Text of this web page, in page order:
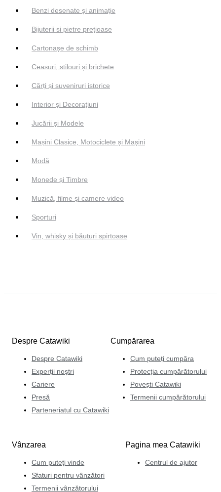
Benzi desenate și animație
Bijuterii si pietre prețioase
Cartonașe de schimb
Ceasuri, stilouri și brichete
Cărți și suveniruri istorice
Interior și Decorațiuni
Jucării și Modele
Mașini Clasice, Motociclete și Mașini
Modă
Monede și Timbre
Muzică, filme și camere video
Sporturi
Vin, whisky și băuturi spirtoase
Despre Catawiki
Despre Catawiki
Experții noștri
Cariere
Presă
Parteneriatul cu Catawiki
Cumpărarea
Cum puteți cumpăra
Protecția cumpărătorului
Povești Catawiki
Termenii cumpărătorului
Vânzarea
Cum puteți vinde
Sfaturi pentru vânzători
Termenii vânzătorului
Pagina mea Catawiki
Centrul de ajutor